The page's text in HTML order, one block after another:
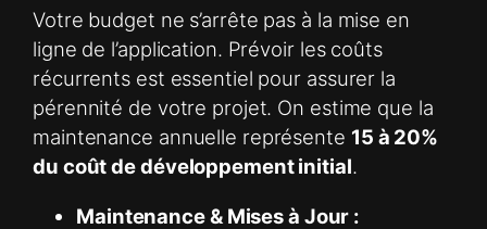
Votre budget ne s’arrête pas à la mise en
ligne de l’application. Prévoir les coûts
récurrents est essentiel pour assurer la
pérennité de votre projet. On estime que la
maintenance annuelle représente 15 à 20%
du coût de développement initial.
Maintenance & Mises à Jour :